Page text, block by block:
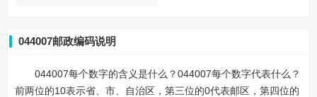
044007邮政编码说明
044007每个数字的含义是什么？044007每个数字代表什么？
前两位的10表示省、市、自治区，第三位的0代表邮区，第四位的